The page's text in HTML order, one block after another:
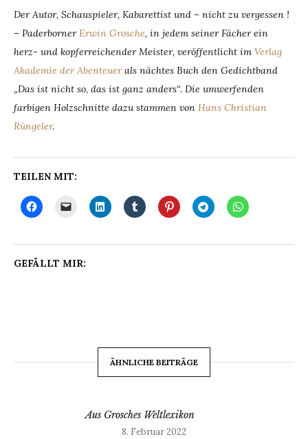
Der Autor, Schauspieler, Kabarettist und – nicht zu vergessen !
– PaderbornerErwin Grosche, in jedem seiner Fächer ein
herz- und kopferreichender Meister, veröffentlicht im Verlag
Akademie der Abenteuerals nächtes Buch den Gedichtband
„Das ist nicht so, das ist ganz anders“. Die umwerfenden
farbigen Holzschnitte dazu stammen von Hans Christian
Rüngeler.
TEILEN MIT:
GEFÄLLT MIR:
ÄHNLICHE BEITRÄGE
Aus Grosches Weltlexikon
8. Februar 2022